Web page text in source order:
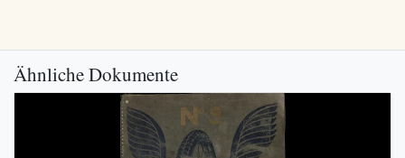
Ähnliche Dokumente